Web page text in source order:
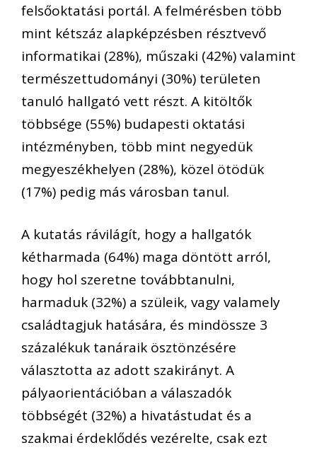
felsőoktatási portál. A felmérésben több
mint kétszáz alapképzésben résztvevő
informatikai (28%), műszaki (42%)valamint
természettudományi (30%) területen
tanuló hallgató vett részt. A kitöltők
többsége (55%) budapesti oktatási
intézményben, több mint negyedük
megyeszékhelyen (28%), közel ötödük
(17%) pedig más városban tanul.
A kutatás rávilágít, hogy a hallgatók
kétharmada (64%) maga döntött arról,
hogy hol szeretne továbbtanulni,
harmaduk (32%) a szüleik, vagy valamely
családtagjuk hatására, és mindössze 3
százalékuk tanáraik ösztönzésére
választotta az adott szakirányt. A
pályaorientációban a válaszadók
többségét (32%) a hivatástudat és a
szakmai érdeklődés vezérelte, csak ezt